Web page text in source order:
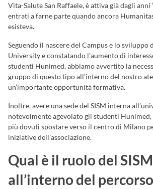
Vita-Salute San Raffaele, è attiva già dagli anni
entrati a farne parte quando ancora
esisteva.
Seguendo il nascere del Campus e lo sviluppo
University e constatando l’aumento di
studenti Hunimed, abbiamo avvertito la
gruppo di questo tipo all’interno del nostro
un’importante opportunità formativa.
Inoltre, avere una sede del SISM interna
notevolmente agevolato gli studenti
più dovuti spostare verso il centro di Milano
iniziative dell’associazione.
Qual è il ruolo del SISM
all’interno del percorso